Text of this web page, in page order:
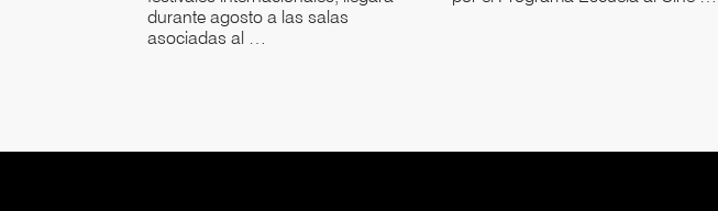
durante agosto a las salas
asociadas al …